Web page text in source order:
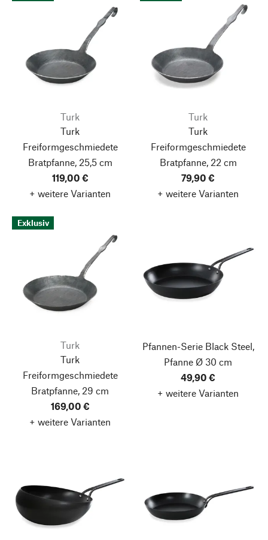
Turk
Turk
Freiformgeschmiedete
Bratpfanne, 25,5 cm
119,00 €
+ weitere Varianten
Turk
Turk
Freiformgeschmiedete
Bratpfanne, 22 cm
79,90 €
+ weitere Varianten
Exklusiv
Turk
Turk
Freiformgeschmiedete
Bratpfanne, 29 cm
169,00 €
+ weitere Varianten
Pfannen-Serie Black Steel,
Pfanne Ø 30 cm
49,90 €
+ weitere Varianten